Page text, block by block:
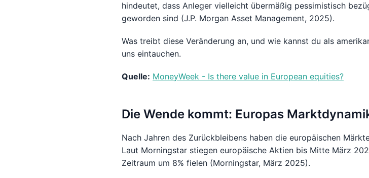
hindeutet, dass Anleger vielleicht übermäßig pessimistisch
geworden sind (J.P. Morgan Asset Management, 2025).
Was treibt diese Veränderung an, und wie kannst du als
uns eintauchen.
Quelle: MoneyWeek - Is there value in European equities?
Die Wende kommt: Europas
Nach Jahren des Zurückbleibens haben die europäischen
Laut Morningstar stiegen europäische Aktien bis Mitte März
Zeitraum um 8% fielen (Morningstar, März 2025).